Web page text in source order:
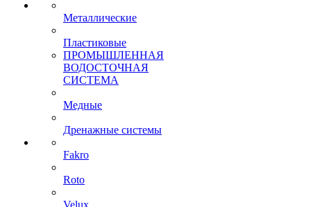
Металлические
Пластиковые
ПРОМЫШЛЕННАЯ
ВОДОСТОЧНАЯ
СИСТЕМА
Медные
Дренажные системы
Fakro
Roto
Velux